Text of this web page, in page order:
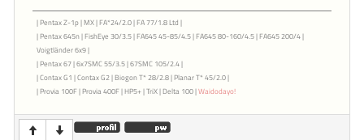
| Pentax Z-1p | MX | FA*24/2.0 | FA 77/1.8 Ltd |
| Pentax 645n | FishEye 30/3.5 | FA645 45-85/4.5 | FA645 80-160/4.5 | FA645 200/4 |
Voigtländer 6x9 |
| Pentax 67 | 6x7SMC 55/3.5 | 67SMC 105/2.4 |
| Contax G1 | Contax G2 | Biogon T* 28/2.8 | Planar T* 45/2.0 |
| Provia 100F | Provia 400F | HP5+ | TriX | Delta 100 |Waidodayo!